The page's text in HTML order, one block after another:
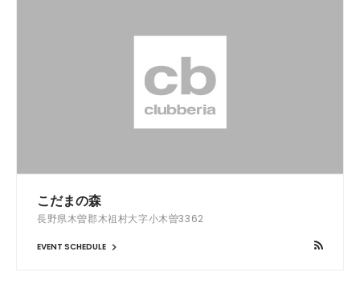
こだまの森
長野県木曽郡木祖村大字小木曽3362
EVENT SCHEDULE